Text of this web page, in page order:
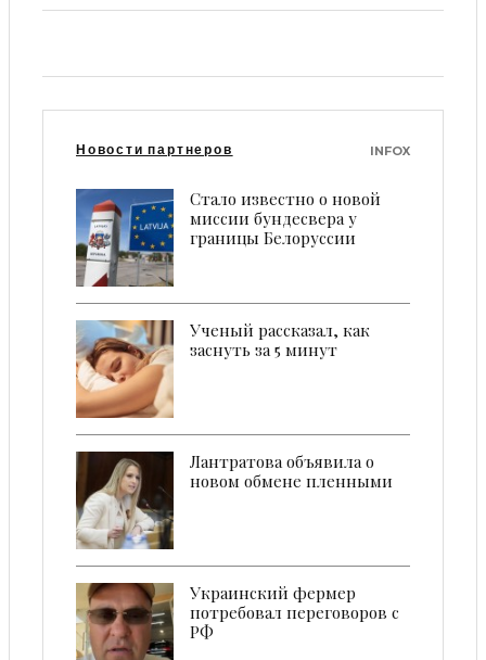
Новости партнеров INFOX
Стало известно о новой
миссии бундесвера у
границы Белоруссии
Ученый рассказал, как
заснуть за 5 минут
Лантратова объявила о
новом обмене пленными
Украинский фермер
потребовал переговоров с
РФ